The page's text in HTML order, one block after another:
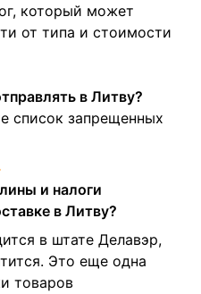
который может
от типа и стоимости
в Литву?
список запрещенных
и налоги
в Литву?
в штате Делавэр,
Это еще одна
товаров